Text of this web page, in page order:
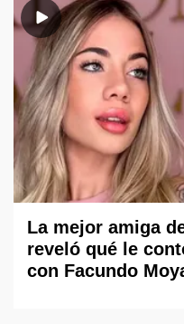
La mejor amiga
reveló qué le
con Facundo